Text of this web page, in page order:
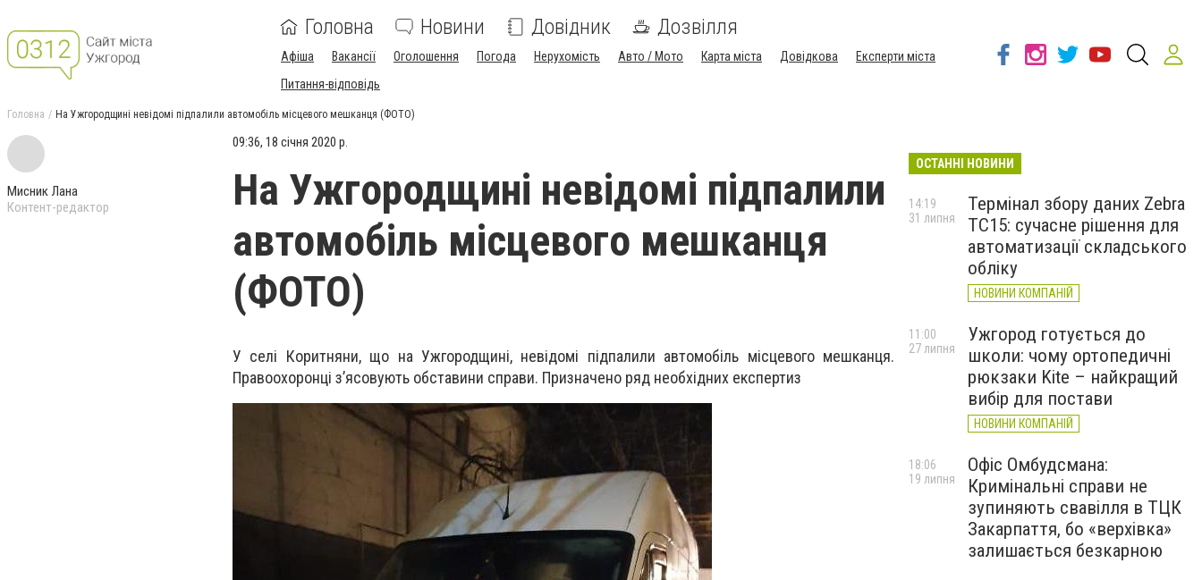
Головна Новини Довідник Дозвілля
Афіша Вакансії Оголошення Погода Нерухомість Авто / Мото Карта міста Довідкова
Експерти міста
Питання-відповідь
Головна На Ужгородщині невідомі підпалили автомобіль місцевого мешканця (ФОТО)
Мисник Лана
Контент-редактор
09:36, 18 січня 2020 р.
На Ужгородщині невідомі підпалили
автомобіль місцевого мешканця
(ФОТО)
У селі Коритняни, що на Ужгородщині, невідомі підпалили автомобіль місцевого мешканця.
Правоохоронці з’ясовують обставини справи. Призначено ряд необхідних експертиз
ОСТАННІ НОВИНИ
Термінал збору даних Zebra
TC15: сучасне рішення для
автоматизації складського
обліку
НОВИНИ КОМПАНІЙ
14:19
31 липня
Ужгород готується до
школи: чому ортопедичні
рюкзаки Kite – найкращий
вибір для постави
НОВИНИ КОМПАНІЙ
11:00
27 липня
Офіс Омбудсмана:
Кримінальні справи не
зупиняють свавілля в ТЦК
Закарпаття, бо «верхівка»
залишається безкарною
18:06
19 липня